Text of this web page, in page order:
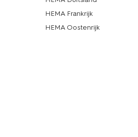
HEMA Frankrijk
HEMA Oostenrijk